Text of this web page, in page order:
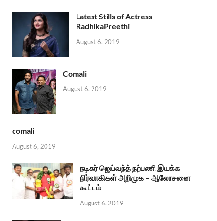
Latest Stills of Actress
RadhikaPreethi
August 6, 2019
Comali
August 6, 2019
comali
August 6, 2019
நடிகர் ஜெய்வந்த் நற்பணி இயக்க
நிர்வாகிகள் அறிமுக – ஆலோசனை
கூட்டம்
August 6, 2019